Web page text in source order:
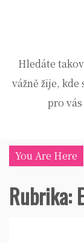
Hledáte
vážně žije, kde
pro
You Are Here
Rubrika: